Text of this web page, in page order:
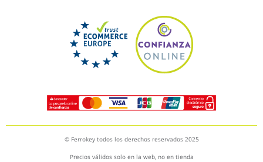
© Ferrokey todos los derechos reservados 2025
Precios válidos solo en la web, no en tienda